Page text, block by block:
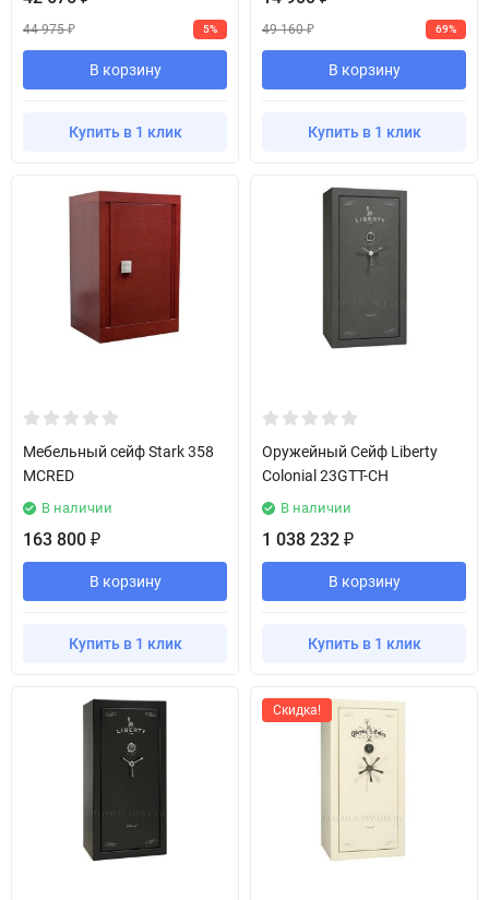
44 975₽ 5%
В корзину
Купить в 1 клик
49 160₽ 69%
В корзину
Купить в 1 клик
Мебельный сейф Stark 358
MCRED
В наличии
163 800 ₽
В корзину
Купить в 1 клик
Оружейный Сейф Liberty
Colonial 23GTT-CH
В наличии
1 038 232 ₽
В корзину
Купить в 1 клик
Скидка!